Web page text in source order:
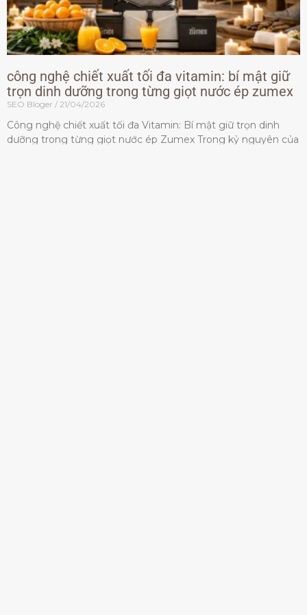
công nghệ chiết xuất tối đa vitamin: bí mật giữ
trọn dinh dưỡng trong từng giọt nước ép zumex
SEO Bloger 21/04/2026
Công nghệ chiết xuất tối đa Vitamin: Bí mật giữ trọn dinh
dưỡng trong từng giọt nước ép Zumex Trong kỷ nguyên của